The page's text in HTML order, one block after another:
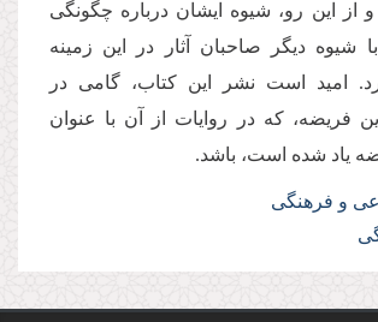
و از این رو، شیوه ایشان درباره چگونگی
شیوه دیگر صاحبان آثار در این زمینه
امید است نشر این کتاب، گامی در
فریضه، که در روایات از آن با عنوان
یاد شده است، باشد.
و فرهنگی